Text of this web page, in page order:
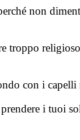
non
troppo
con i capelli
i tuoi